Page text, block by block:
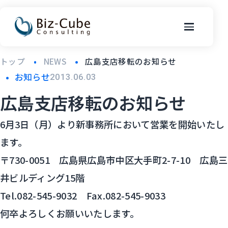
トップ NEWS 広島支店移転のお知らせ
お知らせ2013.06.03
広島支店移転のお知らせ
6月3日（月）より新事務所において営業を開始いたし
ます。
〒730-0051 広島県広島市中区大手町2-7-10 広島三
井ビルディング15階
Tel.082-545-9032 Fax.082-545-9033
何卒よろしくお願いいたします。